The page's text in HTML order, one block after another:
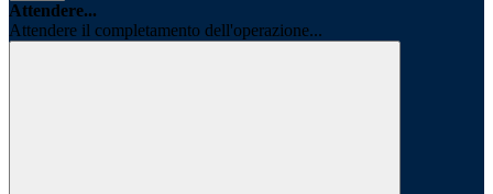
Attendere...
Attendere il completamento dell'operazione...